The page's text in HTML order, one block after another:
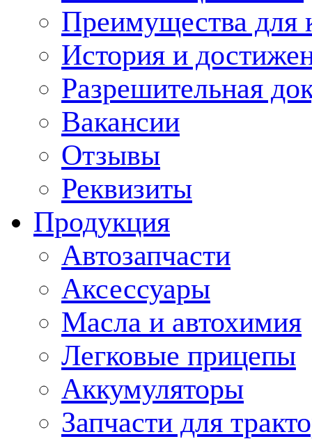
Преимущества для
История и
Разрешительная
Вакансии
Отзывы
Реквизиты
Продукция
Автозапчасти
Аксессуары
Масла и автохимия
Легковые прицепы
Аккумуляторы
Запчасти для